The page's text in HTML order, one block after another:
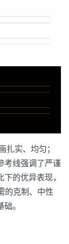
实、均匀；
考线强调了严谨
的优异表现，
的克制、中性
。